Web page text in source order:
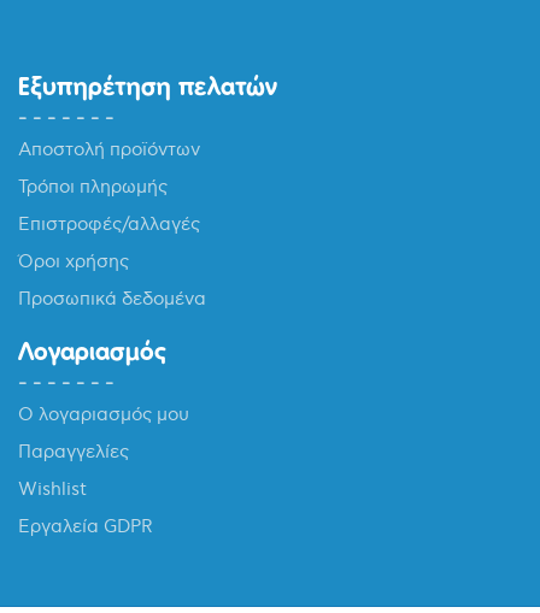
Εξυπηρέτηση πελατών
Αποστολή προϊόντων
Τρόποι πληρωμής
Επιστροφές/αλλαγές
Όροι χρήσης
Προσωπικά δεδομένα
Λογαριασμός
Ο λογαριασμός μου
Παραγγελίες
Wishlist
Εργαλεία GDPR